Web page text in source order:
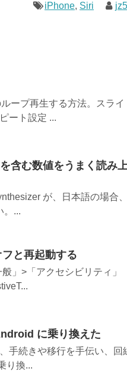
iPhone, Siri
ープ再生する方法。スライ
ート設定 ...
含む数値をうまく読み
が、日本語の場合
。...
と再起動する
」>「アクセシビリティ」
に乗り換えた
手続きや移行を手伝い、回
り換...